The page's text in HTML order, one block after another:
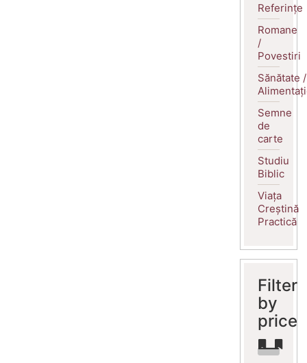
Referințe
Romane
/
Povestiri
Sănătate /
Semne
de
carte
Studiu
Biblic
Viața
Creștină
Practică
Filter
by
price